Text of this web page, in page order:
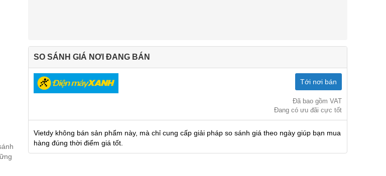
SO SÁNH GIÁ NƠI ĐANG BÁN
Tới nơi bán
Đã bao gồm VAT
Đang có ưu đãi cực tốt
Vietdy không bán sản phẩm này, mà chỉ cung cấp giải pháp so sánh giá theo ngày giúp bạn mua
hàng đúng thời điểm giá tốt.